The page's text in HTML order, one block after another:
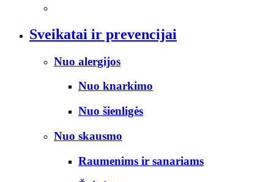
Sveikatai ir prevencijai
Nuo alergijos
Nuo knarkimo
Nuo šienligės
Nuo skausmo
Raumenims ir sanariams